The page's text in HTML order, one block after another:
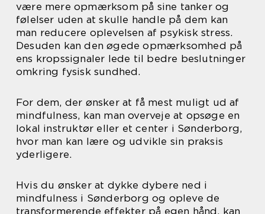
være mere opmærksom på sine tanker og
følelser uden at skulle handle på dem kan
man reducere oplevelsen af psykisk stress.
Desuden kan den øgede opmærksomhed på
ens kropssignaler lede til bedre beslutninger
omkring fysisk sundhed.
For dem, der ønsker at få mest muligt ud af
mindfulness, kan man overveje at opsøge en
lokal instruktør eller et center i Sønderborg,
hvor man kan lære og udvikle sin praksis
yderligere.
Hvis du ønsker at dykke dybere ned i
mindfulness i Sønderborg og opleve de
transformerende effekter på egen hånd, kan